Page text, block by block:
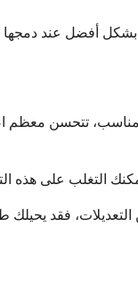
تتحسن معظم
فقد يحيلك